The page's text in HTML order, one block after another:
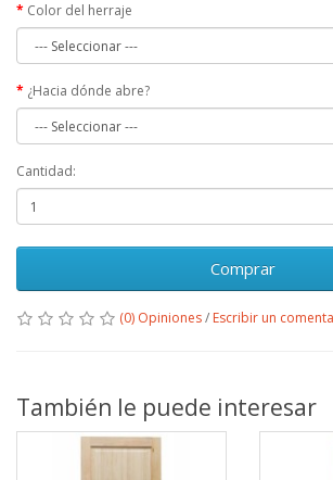
Color del herraje
¿Hacia dónde abre?
Cantidad:
Comprar
(0) Opiniones/ Escribir un
También le puede interesar